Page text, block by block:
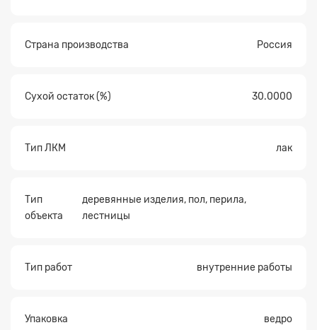
Страна производства Россия
Сухой остаток (%) 30.0000
Тип ЛКМ лак
Тип
объекта
деревянные изделия, пол, перила,
лестницы
Тип работ внутренние работы
Упаковка ведро